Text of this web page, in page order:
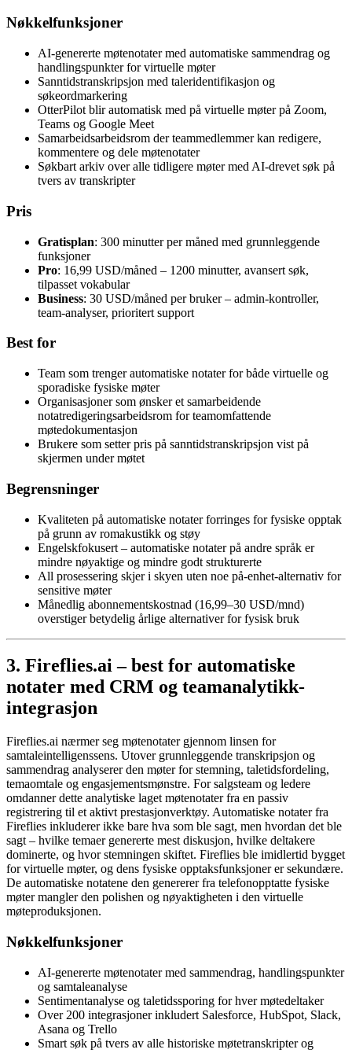
Nøkkelfunksjoner
AI-genererte møtenotater med automatiske sammendrag og
handlingspunkter for virtuelle møter
Sanntidstranskripsjon med taleridentifikasjon og
søkeordmarkering
OtterPilot blir automatisk med på virtuelle møter på Zoom,
Teams og Google Meet
Samarbeidsarbeidsrom der teammedlemmer kan redigere,
kommentere og dele møtenotater
Søkbart arkiv over alle tidligere møter med AI-drevet søk på
tvers av transkripter
Pris
Gratisplan: 300 minutter per måned med grunnleggende
funksjoner
Pro: 16,99 USD/måned – 1200 minutter, avansert søk,
tilpasset vokabular
Business: 30 USD/måned per bruker – admin-kontroller,
team-analyser, prioritert support
Best for
Team som trenger automatiske notater for både virtuelle og
sporadiske fysiske møter
Organisasjoner som ønsker et samarbeidende
notatredigeringsarbeidsrom for teamomfattende
møtedokumentasjon
Brukere som setter pris på sanntidstranskripsjon vist på
skjermen under møtet
Begrensninger
Kvaliteten på automatiske notater forringes for fysiske opptak
på grunn av romakustikk og støy
Engelskfokusert – automatiske notater på andre språk er
mindre nøyaktige og mindre godt strukturerte
All prosessering skjer i skyen uten noe på-enhet-alternativ for
sensitive møter
Månedlig abonnementskostnad (16,99–30 USD/mnd)
overstiger betydelig årlige alternativer for fysisk bruk
3. Fireflies.ai – best for automatiske
notater med CRM og teamanalytikk-
integrasjon
Fireflies.ai nærmer seg møtenotater gjennom linsen for
samtaleintelligenssens. Utover grunnleggende transkripsjon og
sammendrag analyserer den møter for stemning, taletidsfordeling,
temaomtale og engasjementsmønstre. For salgsteam og ledere
omdanner dette analytiske laget møtenotater fra en passiv
registrering til et aktivt prestasjonverktøy. Automatiske notater fra
Fireflies inkluderer ikke bare hva som ble sagt, men hvordan det ble
sagt – hvilke temaer genererte mest diskusjon, hvilke deltakere
dominerte, og hvor stemningen skiftet. Fireflies ble imidlertid bygget
for virtuelle møter, og dens fysiske opptaksfunksjoner er sekundære.
De automatiske notatene den genererer fra telefonopptatte fysiske
møter mangler den polishen og nøyaktigheten i den virtuelle
møteproduksjonen.
Nøkkelfunksjoner
AI-genererte møtenotater med sammendrag, handlingspunkter
og samtaleanalyse
Sentimentanalyse og taletidssporing for hver møtedeltaker
Over 200 integrasjoner inkludert Salesforce, HubSpot, Slack,
Asana og Trello
Smart søk på tvers av alle historiske møtetranskripter og